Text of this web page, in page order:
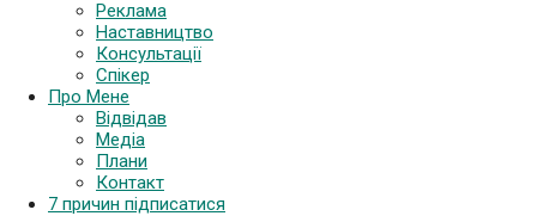
Реклама
Наставництво
Консультації
Спікер
Про Мене
Відвідав
Медіа
Плани
Контакт
7 причин підписатися